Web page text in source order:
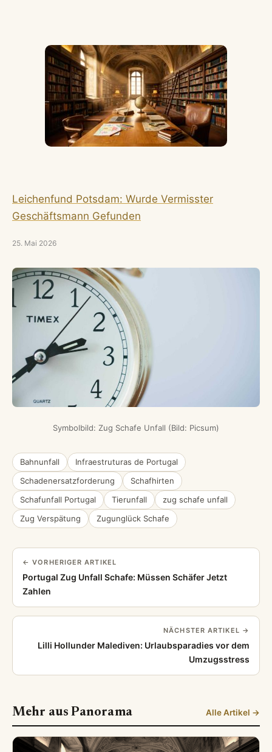
Leichenfund Potsdam: Wurde Vermisster
Geschäftsmann Gefunden
25. Mai 2026
Symbolbild: Zug Schafe Unfall (Bild: Picsum)
Bahnunfall
Infraestruturas de Portugal
Schadenersatzforderung
Schafhirten
Schafunfall Portugal
Tierunfall
zug schafe unfall
Zug Verspätung
Zugunglück Schafe
← VORHERIGER ARTIKEL
Portugal Zug Unfall Schafe: Müssen Schäfer Jetzt
Zahlen
NÄCHSTER ARTIKEL →
Lilli Hollunder Malediven: Urlaubsparadies vor dem
Umzugsstress
Mehr aus Panorama Alle Artikel →